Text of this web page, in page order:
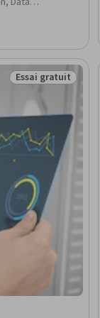
Statut : Essai
Essai gratuit